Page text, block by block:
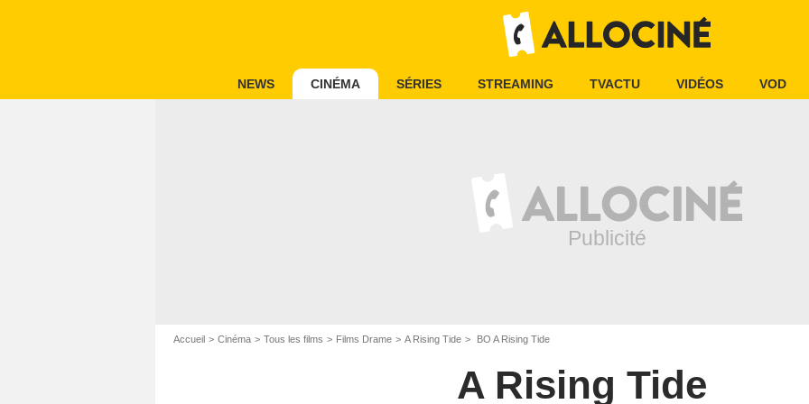
NEWS CINÉMA SÉRIES STREAMING TVACTU VIDÉOS VOD
Accueil Cinéma Tous les films Films Drame A Rising Tide BO A Rising Tide
A Rising Tide